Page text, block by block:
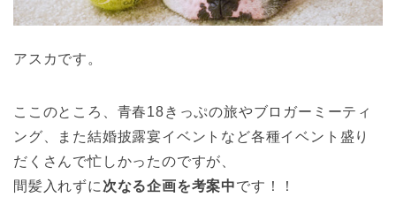
アスカです。
ここのところ、青春18きっぷの旅やブロガーミーティ
ング、また結婚披露宴イベントなど各種イベント盛り
だくさんで忙しかったのですが、
間髪入れずに次なる企画を考案中です！！